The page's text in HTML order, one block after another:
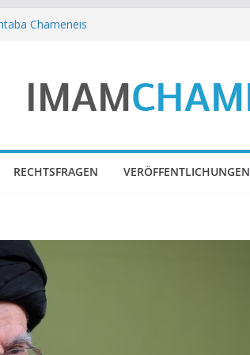
Chameneis
Chameneis zu den Tagen der
RECHTSFRAGEN VERÖFFENTLICHUNGEN